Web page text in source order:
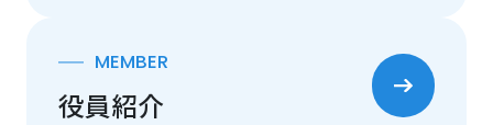
MEMBER
役員紹介